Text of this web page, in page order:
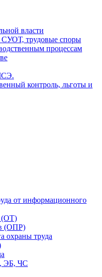
власти
СУОТ, трудовые споры
процессам
контроль, льготы и
от информационного
(ОТ)
(ОПР)
охраны труда
ЭБ, ЧС